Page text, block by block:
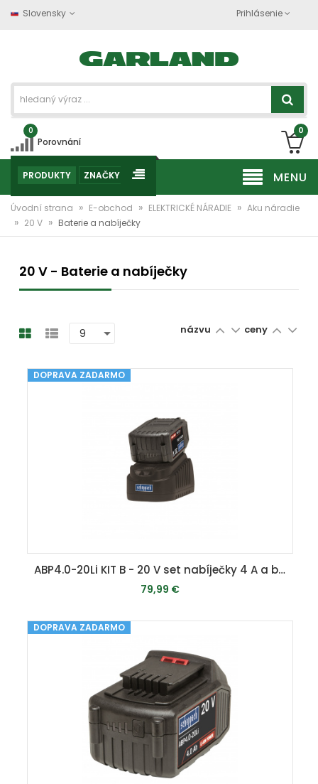
Slovensky Prihlásenie
0
Porovnání
0
MENU
PRODUKTY ZNAČKY
Úvodní strana » E-obchod » ELEKTRICKÉ NÁRADIE » Aku náradie
» 20 V » Baterie a nabíječky
20 V - Baterie a nabíječky
názvu ceny
DOPRAVA ZADARMO
ABP4.0-20Li KIT B - 20 V set nabíječky 4 A a baterie 4 Ah
79,99 €
MOMENTÁLNE VYPREDANÉ
DOPRAVA ZADARMO